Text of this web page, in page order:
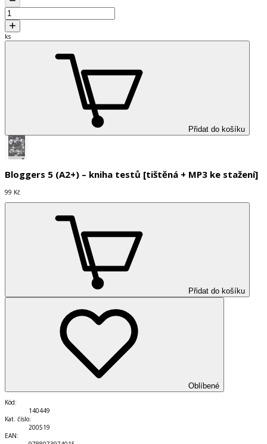
ks
Přidat do košíku
Bloggers 5 (A2+) – kniha testů [tištěná + MP3 ke stažení]
99 Kč
Přidat do košíku
Oblíbené
Kód:
140449
Kat. číslo:
200519
EAN: